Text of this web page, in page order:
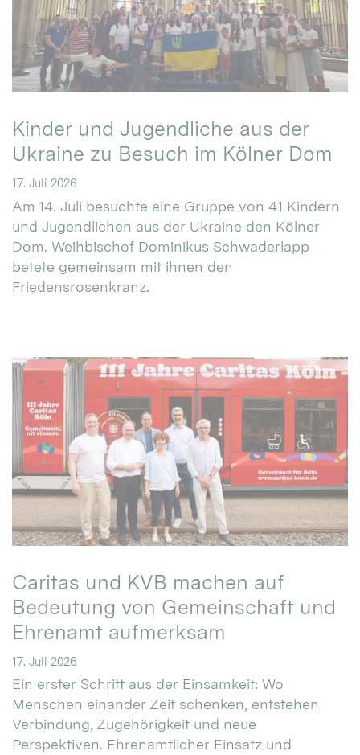
Kinder und Jugendliche aus der
Ukraine zu Besuch im Kölner Dom
17. Juli 2026
Am 14. Juli besuchte eine Gruppe von 41 Kindern
und Jugendlichen aus der Ukraine den Kölner
Dom. Weihbischof Dominikus Schwaderlapp
betete gemeinsam mit ihnen den
Friedensrosenkranz.
Caritas und KVB machen auf
Bedeutung von Gemeinschaft und
Ehrenamt aufmerksam
17. Juli 2026
Ein erster Schritt aus der Einsamkeit: Wo
Menschen einander Zeit schenken, entstehen
Verbindung, Zugehörigkeit und neue
Perspektiven. Ehrenamtlicher Einsatz und